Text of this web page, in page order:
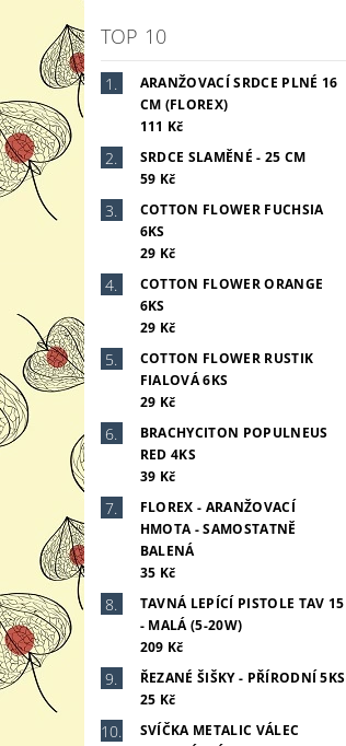
TOP 10
ARANŽOVACÍ SRDCE PLNÉ 16
CM (FLOREX)
111 Kč
SRDCE SLAMĚNÉ - 25 CM
59 Kč
COTTON FLOWER FUCHSIA
6KS
29 Kč
COTTON FLOWER ORANGE
6KS
29 Kč
COTTON FLOWER RUSTIK
FIALOVÁ 6KS
29 Kč
BRACHYCITON POPULNEUS
RED 4KS
39 Kč
FLOREX - ARANŽOVACÍ
HMOTA - SAMOSTATNĚ
BALENÁ
35 Kč
TAVNÁ LEPÍCÍ PISTOLE TAV 15
- MALÁ (5-20W)
209 Kč
ŘEZANÉ ŠIŠKY - PŘÍRODNÍ 5KS
25 Kč
SVÍČKA METALIC VÁLEC